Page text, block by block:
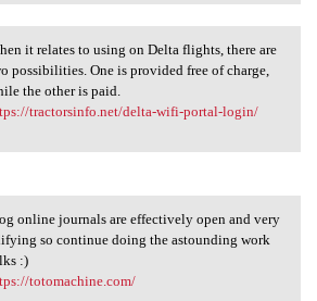
it relates to using on
it relates to using on Delta flights, there are
possibilities. One is provided free of charge,
the other is paid.
tractorsinfo.net/delta-wifi-portal-login/
online journals are
online journals are effectively open and very
so continue doing the astounding work
:)
totomachine.com/